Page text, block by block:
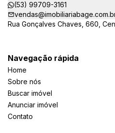
(53) 99709-3161
Rua Gonçalves Chaves, 660,
Navegação rápida
Home
Sobre nós
Buscar imóvel
Anunciar imóvel
Contato